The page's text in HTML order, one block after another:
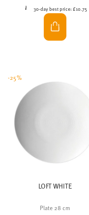
30-day best price:£10.75
LOFT WHITE
Plate 28 cm
-25%